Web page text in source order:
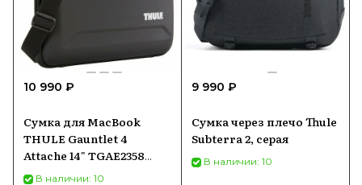
10 990 ₽
Сумка для MacBook
THULE Gauntlet 4
Attache 14" TGAE2358
Black (3204937)
В наличии: 10
9 990 ₽
Сумка через плечо Thule
Subterra 2, серая
В наличии: 10